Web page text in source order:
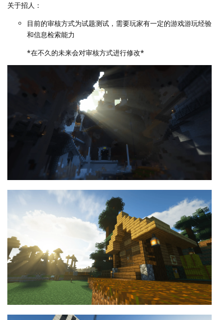
关于招人：
目前的审核方式为试题测试，需要玩家有一定的游戏游玩经验
和信息检索能力
*在不久的未来会对审核方式进行修改*